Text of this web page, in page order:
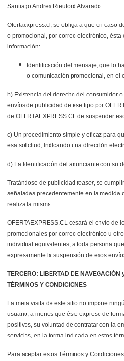
Santiago Andres Rieutord Alvarado
Ofertaexpress.cl, se obliga a que en caso
o promocional, por correo electrónico,
información:
Identificación del mensaje, que lo
o comunicación promocional, en el
b) Existencia del derecho del consumidor
envíos de publicidad de ese tipo por
de OFERTAEXPRESS.CL de suspender
c) Un procedimiento simple y eficaz para
esa solicitud, indicando una dirección
d) La Identificación del anunciante con su
Tratándose de publicidad teaser, se
señaladas precedentemente en la medida
realiza la misma.
OFERTAEXPRESS.CL cesará el envío de
promocionales por correo electrónico u
individual equivalentes, a toda persona
expresamente la suspensión de esos
TERCERO: LIBERTAD DE NAVEGACIÓN
TÉRMINOS Y CONDICIONES
La mera visita de este sitio no impone
usuario, a menos que éste exprese de
positivos, su voluntad de contratar con la
servicios, en la forma indicada en estos
Para aceptar estos Términos y